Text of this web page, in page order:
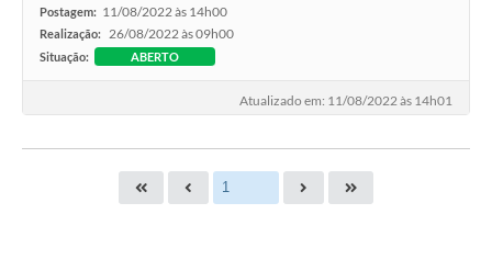
Postagem: 11/08/2022 às 14h00
Realização: 26/08/2022 às 09h00
Situação: ABERTO
Atualizado em: 11/08/2022 às 14h01